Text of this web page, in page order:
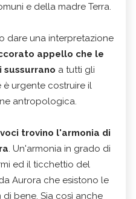
e della madre Terra.
dare una interpretazione
appello che le
sussurrano a tutti gli
urgente costruire il
antropologica.
trovino l'armonia di
. Un'armonia in grado di
ed il ticchettio del
Aurora che esistono le
di bene. Sia così anche